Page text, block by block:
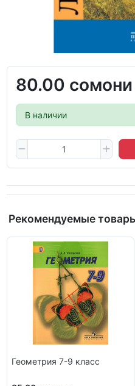
80.00 сомони
В наличии
Рекомендуемые
Геометрия 7-9 класс